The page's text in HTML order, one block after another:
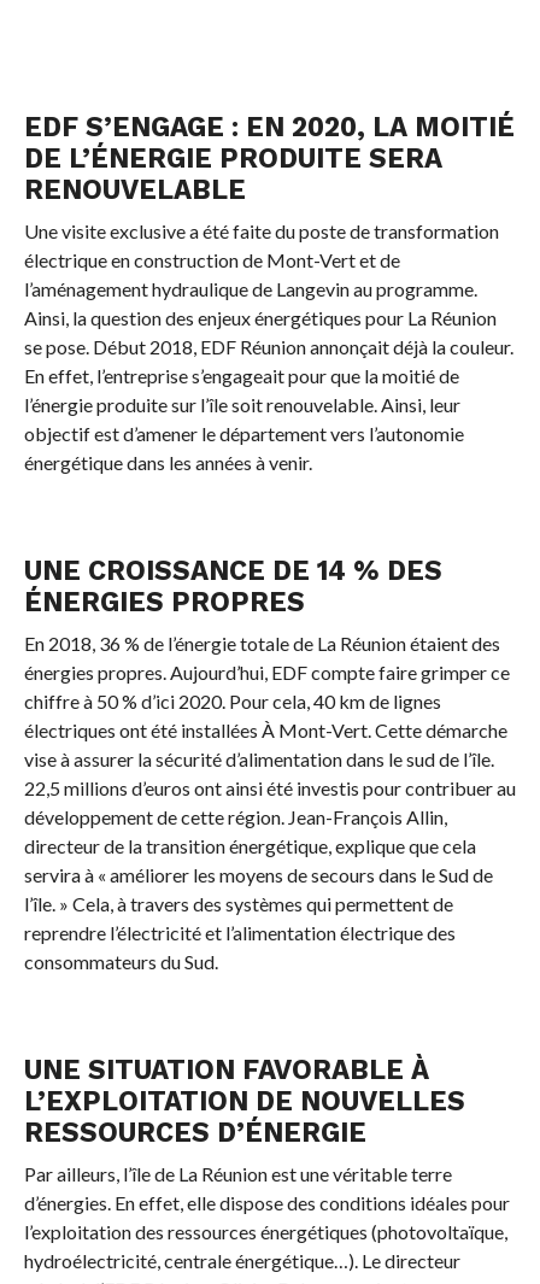
EDF S’ENGAGE : EN 2020, LA MOITIÉ
DE L’ÉNERGIE PRODUITE SERA
RENOUVELABLE
Une visite exclusive a été faite du poste de transformation
électrique en construction de Mont-Vert et de
l’aménagement hydraulique de Langevin au programme.
Ainsi, la question des enjeux énergétiques pour La Réunion
se pose. Début 2018, EDF Réunion annonçait déjà la couleur.
En effet, l’entreprise s’engageait pour que la moitié de
l’énergie produite sur l’île soit renouvelable. Ainsi, leur
objectif est d’amener le département vers l’autonomie
énergétique dans les années à venir.
UNE CROISSANCE DE 14 % DES
ÉNERGIES PROPRES
En 2018, 36 % de l’énergie totale de La Réunion étaient des
énergies propres. Aujourd’hui, EDF compte faire grimper ce
chiffre à 50 % d’ici 2020. Pour cela, 40 km de lignes
électriques ont été installées À Mont-Vert. Cette démarche
vise à assurer la sécurité d’alimentation dans le sud de l’île.
22,5 millions d’euros ont ainsi été investis pour contribuer au
développement de cette région. Jean-François Allin,
directeur de la transition énergétique, explique que cela
servira à « améliorer les moyens de secours dans le Sud de
l’île. » Cela, à travers des systèmes qui permettent de
reprendre l’électricité et l’alimentation électrique des
consommateurs du Sud.
UNE SITUATION FAVORABLE À
L’EXPLOITATION DE NOUVELLES
RESSOURCES D’ÉNERGIE
Par ailleurs, l’île de La Réunion est une véritable terre
d’énergies. En effet, elle dispose des conditions idéales pour
l’exploitation des ressources énergétiques (photovoltaïque,
hydroélectricité, centrale énergétique…). Le directeur